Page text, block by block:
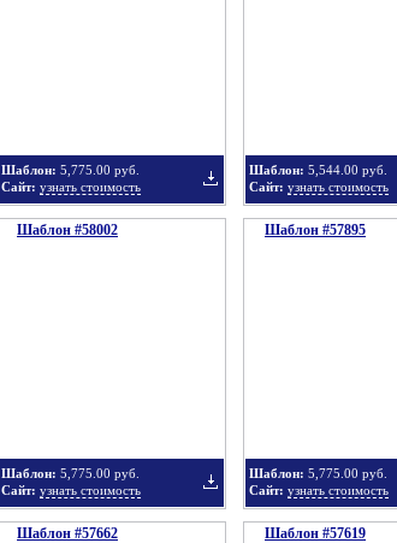
Шаблон: 5,775.00 руб.
Сайт: узнать стоимость
Шаблон: 5,544.00 руб.
Сайт: узнать стоимость
Шаблон #58002
Шаблон: 5,775.00 руб.
Сайт: узнать стоимость
Шаблон #57895
Шаблон: 5,775.00 руб.
Сайт: узнать стоимость
Шаблон #57662 Шаблон #57619